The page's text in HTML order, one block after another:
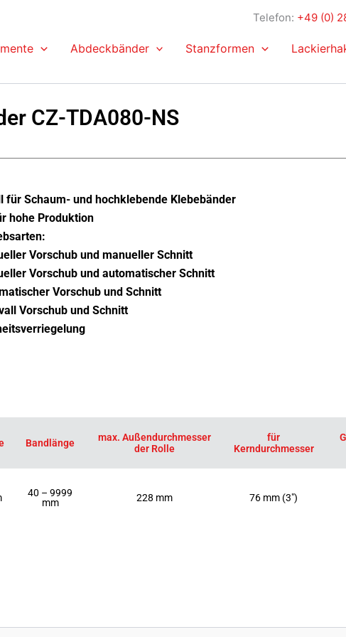
Telefon: +49 (0)
Abdeckbänder Stanzformen
CZ-TDA080-NS
für Schaum- und hochklebende Klebebänder
hohe Produktion
Vorschub und manueller Schnitt
Vorschub und automatischer Schnitt
Vorschub und Schnitt
Vorschub und Schnitt
Bandlänge
max. Außendurchmesser
der Rolle
für
Kerndurchmesser
40 – 9999
mm
228 mm 76 mm (3″)